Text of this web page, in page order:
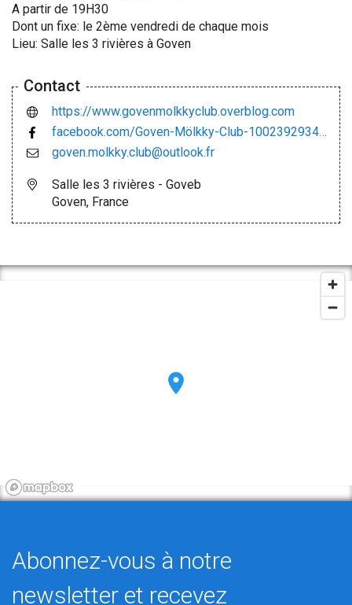
A partir de 19H30
Dont un fixe: le 2ème vendredi de chaque mois
Lieu: Salle les 3 rivières à Goven
Contact
https://www.govenmolkkyclub.overblog.com
facebook.com/Goven-Mölkky-Club-100239293437412
goven.molkky.club@outlook.fr
Salle les 3 rivières - Goveb
Goven, France
Abonnez-vous à notre
newsletter et recevez